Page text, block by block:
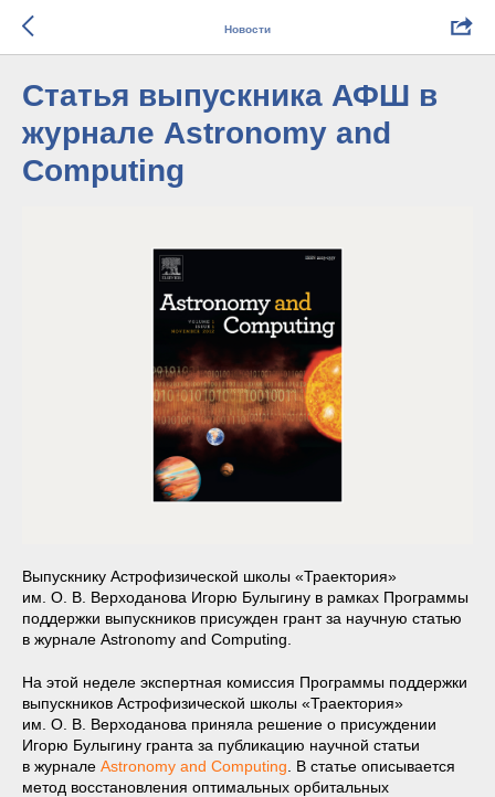
Новости
Статья выпускника АФШ в
журнале Astronomy and
Computing
Выпускнику Астрофизической школы «Траектория»
им. О. В. Верходанова Игорю Булыгину в рамках Программы
поддержки выпускников присужден грант за научную статью
в журнале Astronomy and Computing.
На этой неделе экспертная комиссия Программы поддержки
выпускников Астрофизической школы «Траектория»
им. О. В. Верходанова приняла решение о присуждении
Игорю Булыгину гранта за публикацию научной статьи
в журнале Astronomy and Computing . В статье описывается
метод восстановления оптимальных орбитальных